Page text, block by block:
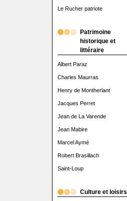
Le Rucher patriote
Patrimoine
historique et
littéraire
Albert Paraz
Charles Maurras
Henry de Montherlant
Jacques Perret
Jean de La Varende
Jean Mabire
Marcel Aymé
Robert Brasillach
Saint-Loup
Culture et loisirs